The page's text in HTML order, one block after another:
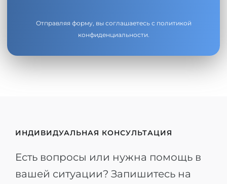
Отправляя форму, вы соглашаетесь с политикой
конфиденциальности.
ИНДИВИДУАЛЬНАЯ КОНСУЛЬТАЦИЯ
Есть вопросы или нужна помощь в
вашей ситуации? Запишитесь на